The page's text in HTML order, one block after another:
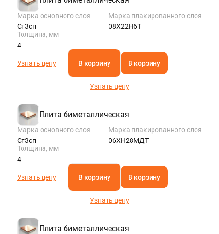
Марка основного слоя
Ст3сп
Марка плакированного слоя
08Х22Н6Т
Толщина, мм
4
Узнать цену В корзину В корзину
Узнать цену
Плита биметаллическая
Марка основного слоя
Ст3сп
Марка плакированного слоя
06ХН28МДТ
Толщина, мм
4
Узнать цену В корзину В корзину
Узнать цену
Плита биметаллическая